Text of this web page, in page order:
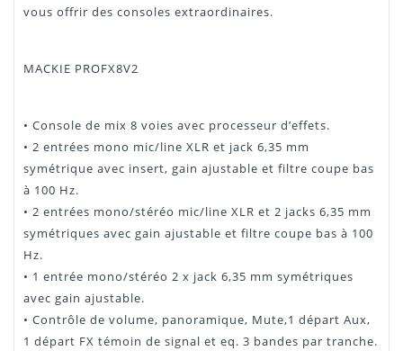
vous offrir des consoles extraordinaires.
MACKIE PROFX8V2
• Console de mix 8 voies avec processeur d’effets.
• 2 entrées mono mic/line XLR et jack 6,35 mm
symétrique avec insert, gain ajustable et filtre coupe bas
à 100 Hz.
• 2 entrées mono/stéréo mic/line XLR et 2 jacks 6,35 mm
symétriques avec gain ajustable et filtre coupe bas à 100
Hz.
• 1 entrée mono/stéréo 2 x jack 6,35 mm symétriques
avec gain ajustable.
• Contrôle de volume, panoramique, Mute,1 départ Aux,
1 départ FX témoin de signal et eq. 3 bandes par tranche.